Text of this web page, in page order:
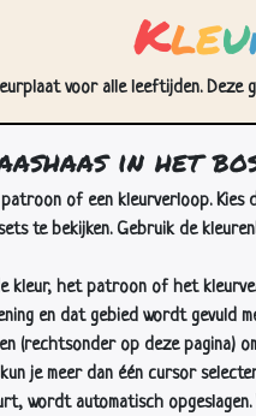
Kleu
voor alle leeftijden. Deze
in het
of een kleurverloop.
te bekijken. Gebruik de
kleur, het patroon of het
en dat gebied wordt
(rechtsonder op deze pagina)
je meer dan één cursor
wordt automatisch